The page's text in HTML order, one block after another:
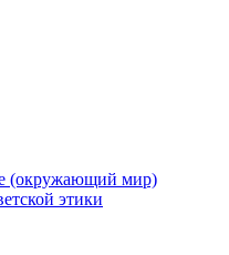
(окружающий мир)
этики